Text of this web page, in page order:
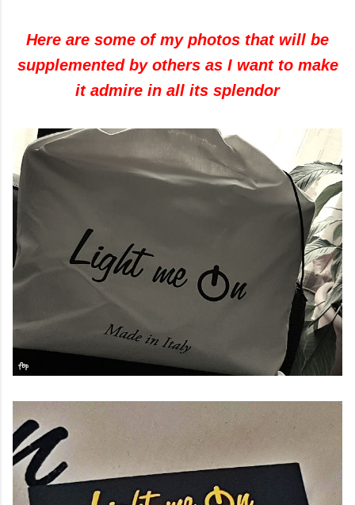
Here are some of my photos that will be
supplemented by others as I want to make
it admire in all its splendor